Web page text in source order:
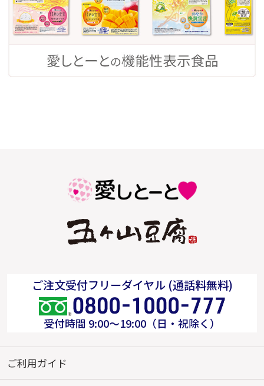
ご注文受付フリーダイヤル (通話料無料)
受付時間 9:00～19:00（日・祝除く）
ご利用ガイド